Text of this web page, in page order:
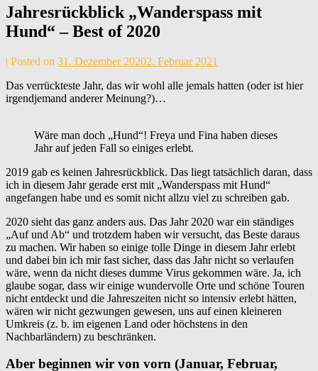
Jahresrückblick „Wanderspass mit
Hund“ – Best of 2020
by
Maier
| Posted on 31. Dezember 20202. Februar 2021
Das verrückteste Jahr, das wir wohl alle jemals hatten (oder ist hier
irgendjemand anderer Meinung?)…
Wäre man doch „Hund“! Freya und Fina haben dieses
Jahr auf jeden Fall so einiges erlebt.
2019 gab es keinen Jahresrückblick. Das liegt tatsächlich daran, dass
ich in diesem Jahr gerade erst mit „Wanderspass mit Hund“
angefangen habe und es somit nicht allzu viel zu schreiben gab.
2020 sieht das ganz anders aus. Das Jahr 2020 war ein ständiges
„Auf und Ab“ und trotzdem haben wir versucht, das Beste daraus
zu machen. Wir haben so einige tolle Dinge in diesem Jahr erlebt
und dabei bin ich mir fast sicher, dass das Jahr nicht so verlaufen
wäre, wenn da nicht dieses dumme Virus gekommen wäre. Ja, ich
glaube sogar, dass wir einige wundervolle Orte und schöne Touren
nicht entdeckt und die Jahreszeiten nicht so intensiv erlebt hätten,
wären wir nicht gezwungen gewesen, uns auf einen kleineren
Umkreis (z. b. im eigenen Land oder höchstens in den
Nachbarländern) zu beschränken.
Aber beginnen wir von vorn (Januar, Februar,